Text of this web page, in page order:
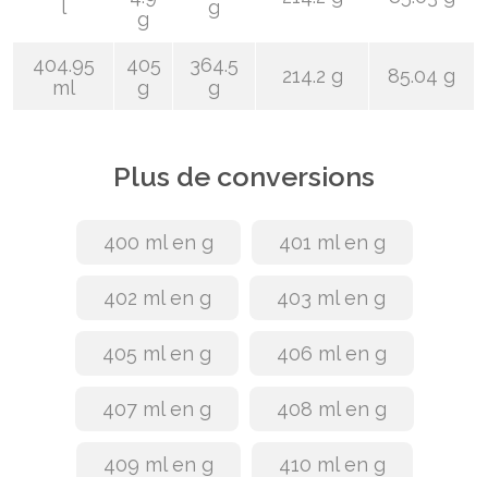
l
g
g
404.95
ml
405
g
364.5
g
214.2 g 85.04 g
Plus de conversions
400 ml en g 401 ml en g
402 ml en g 403 ml en g
405 ml en g 406 ml en g
407 ml en g 408 ml en g
409 ml en g 410 ml en g